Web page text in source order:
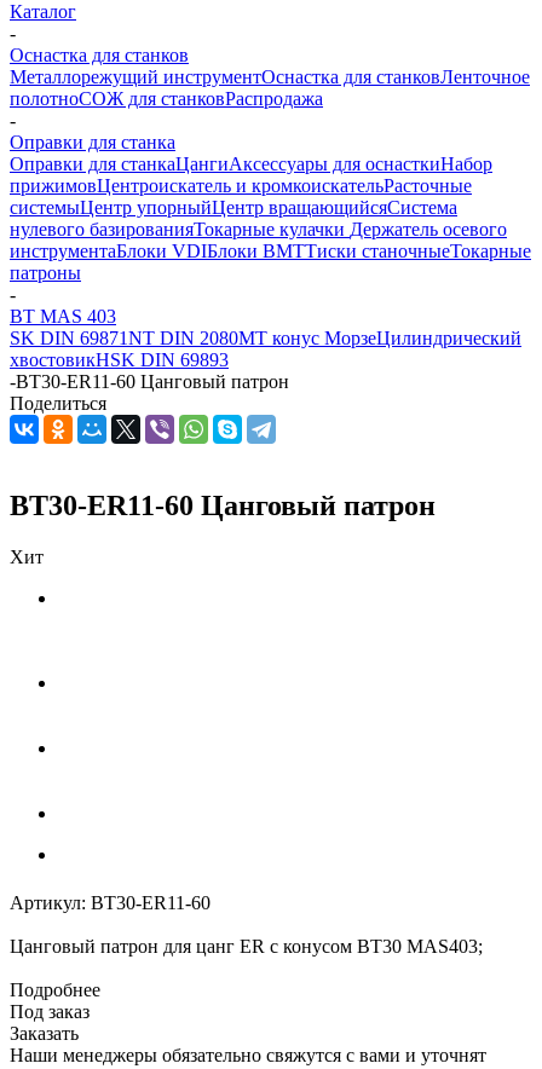
Каталог
-
Оснастка для станков
Металлорежущий инструментОснастка для станковЛенточное
полотноСОЖ для станковРаспродажа
-
Оправки для станка
Оправки для станкаЦангиАксессуары для оснасткиНабор
прижимовЦентроискатель и кромкоискательРасточные
системыЦентр упорныйЦентр вращающийсяСистема
нулевого базированияТокарные кулачки Держатель осевого
инструментаБлоки VDIБлоки BMTТиски станочныеТокарные
патроны
-
BT MAS 403
SK DIN 69871NT DIN 2080MT конус МорзеЦилиндрический
хвостовикHSK DIN 69893
-BT30-ER11-60 Цанговый патрон
Поделиться
BT30-ER11-60 Цанговый патрон
Хит
Артикул: BT30-ER11-60
Цанговый патрон для цанг ER с конусом BT30 MAS403;
Подробнее
Под заказ
Заказать
Наши менеджеры обязательно свяжутся с вами и уточнят